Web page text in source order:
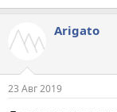
Arigato
23 Авг 2019